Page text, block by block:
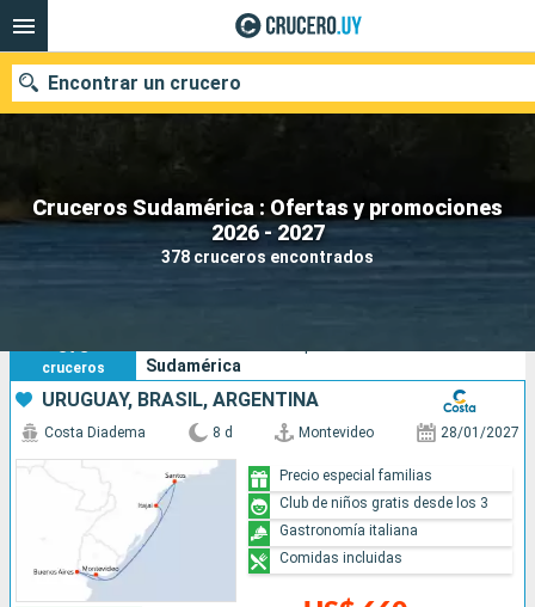
Cruceros Sudamérica : Ofertas y promociones
2026 - 2027
378 cruceros encontrados
Encontrar un crucero
Nuestros destinos
Fecha de salida
Buscar
378
cruceros
Sudamérica
URUGUAY, BRASIL, ARGENTINA
Costa Diadema 8 d Montevideo 28/01/2027
Precio especial familias
Club de niños gratis desde los 3
Gastronomía italiana
Comidas incluidas